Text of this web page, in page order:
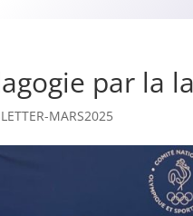
par la
MARS2025